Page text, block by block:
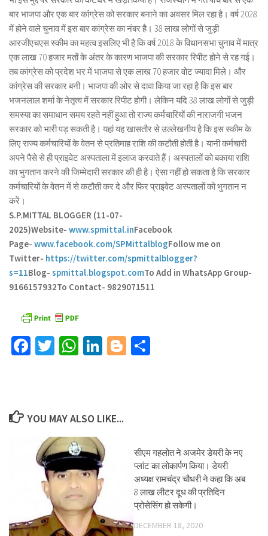
बार भाजपा और एक बार कांग्रेस को सरकार बनाने का अवसर मिल रहा है। वर्ष 2028
में होने वाले चुनाव में इस बार कांग्रेस का नंबर है। 38 लाख लोगों से जुड़ी
आरजीएचएस स्कीम का महत्व इसलिए भी है कि वर्ष 2018 के विधानसभा चुनाव में मात्र
एक लाख 70 हजार मतों के अंतर के कारण भाजपा की सरकार रिपीट होने से रह गई।
तब कांग्रेस को प्रदेश भर में भाजपा से एक लाख 70 हजार वोट ज्यादा मिले। और
कांग्रेस की सरकार बनी। भाजपा की ओर से दावा किया जा रहा है कि इस बार
भजनलाल शर्मा के नेतृत्व में सरकार रिपीट होगी। लेकिन यदि 38 लाख लोगों से जुड़ी
समस्या का समाधान समय रहते नहीं हुआ तो राज्य कर्मचारियों की नाराजगी भजन
सरकार को भारी पड़ सकती है। यहां यह खासतौर से उल्लेखनीय है कि इस स्कीम के
लिए राज्य कर्मचारियों के वेतन से प्रतिमाह राशि की कटौती होती है। यानी कर्मचारी
अपने पैसे से ही प्राइवेट अस्पताला में इलाज करवाते हैं। अस्पतालों को बकाया राशि
का भुगतान करने की जिम्मेदारी सरकार की ही है। ऐसा नहीं हो सकता है कि सरकार
कर्मचारियों के वेतन में से कटौती कर दे और फिर प्राइवेट अस्पतालों को भुगतान न
करें।
S.P.MITTAL BLOGGER (11-07-
2025)Website- www.spmittal.inFacebook
Page- www.facebook.com/SPMittalblogFollow me on
Twitter- https://twitter.com/spmittalblogger?
s=11Blog- spmittal.blogspot.comTo Add in WhatsApp Group-
9166157932To Contact- 9829071511
Facebook
TwitterWhatsApp
LinkedIn
Blogger
YOU MAY ALSO LIKE...
सीएम गहलोत ने अजमेर डेयरी के नए
प्लांट का लोकार्पण किया। डेयरी
अध्यक्ष रामचंद्र चौधरी ने कहा कि अब
8 लाख लीटर दूध की प्रतिदिन
प्रोसेसिंग हो सकेगी।
DECEMBER 18, 2020